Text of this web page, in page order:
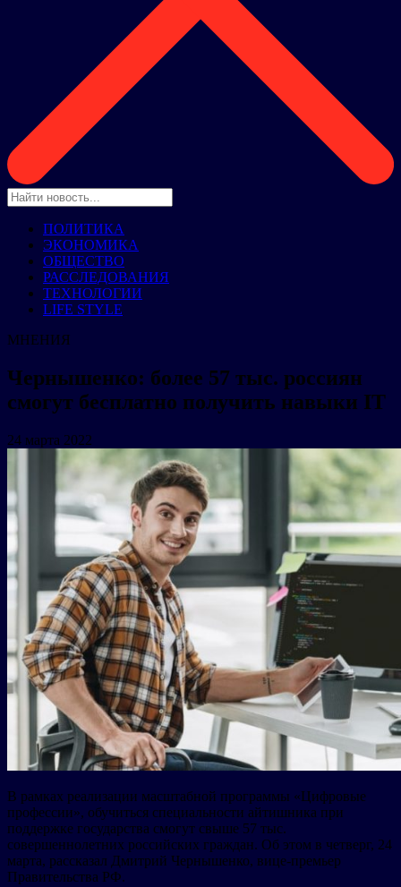
ПОЛИТИКА
ЭКОНОМИКА
ОБЩЕСТВО
РАССЛЕДОВАНИЯ
ТЕХНОЛОГИИ
LIFE STYLE
МНЕНИЯ
Чернышенко: более 57 тыс. россиян
смогут бесплатно получить навыки IT
24 марта 2022
В рамках реализации масштабной программы «Цифровые
профессии», обучиться специальности айтишника при
поддержке государства смогут свыше 57 тыс.
совершеннолетних российских граждан. Об этом в четверг, 24
марта, рассказал Дмитрий Чернышенко, вице-премьер
Правительства РФ.